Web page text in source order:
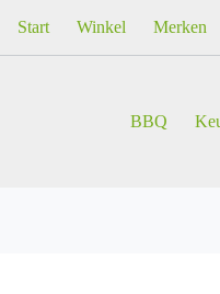
Start Winkel Merken
BBQ